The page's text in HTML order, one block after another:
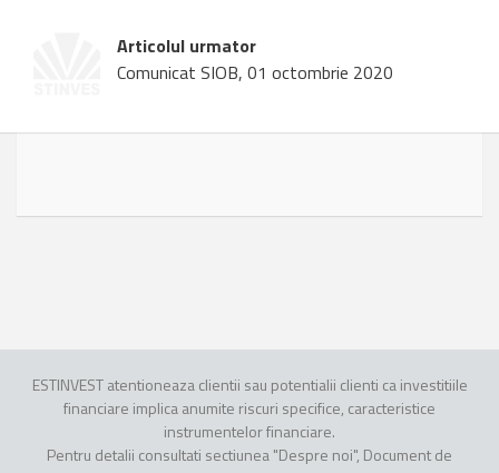
Articolul urmator
Comunicat SIOB, 01 octombrie 2020
ESTINVEST atentioneaza clientii sau potentialii clienti ca investitiile
financiare implica anumite riscuri specifice, caracteristice
instrumentelor financiare.
Pentru detalii consultati sectiunea "Despre noi", Document de